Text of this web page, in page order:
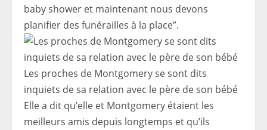
baby shower et maintenant nous devons
planifier des funérailles à la place”.
Les proches de Montgomery se sont dits
inquiets de sa relation avec le père de son bébé
Elle a dit qu’elle et Montgomery étaient les
meilleurs amis depuis longtemps et qu’ils